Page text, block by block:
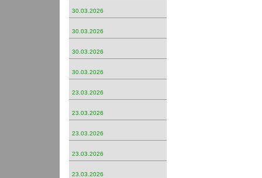
30.03.2026
30.03.2026
30.03.2026
30.03.2026
23.03.2026
23.03.2026
23.03.2026
23.03.2026
23.03.2026